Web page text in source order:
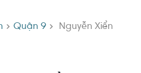
Quận 9 Nguyễn Xiển